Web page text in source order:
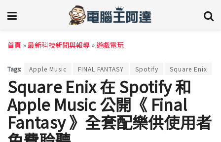
首頁 »最新科技新聞與報導 »遊戲電玩
Tags: Apple Music FINAL FANTASY Spotify Square Enix
Square Enix 在 Spotify 和
Apple Music 公開《 Final
Fantasy 》全套配樂供使用者